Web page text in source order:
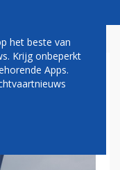
VOOR
IRAN
het beste van
Krijg onbeperkt
Apps.